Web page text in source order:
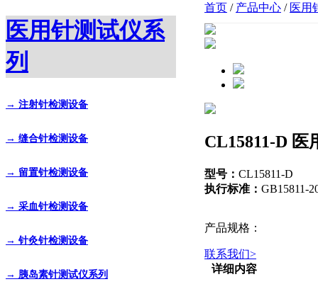
医用针测试仪系
列
→ 注射针检测设备
→ 缝合针检测设备
→ 留置针检测设备
→ 采血针检测设备
→ 针灸针检测设备
→ 胰岛素针测试仪系列
首页 / 产品中心 / 医用
CL15811-D 医
型号： CL15811-D
执行标准： GB15811-
产品规格：
联系我们>
详细内容